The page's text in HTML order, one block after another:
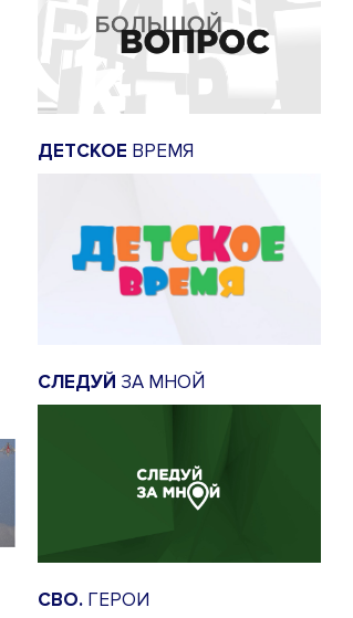
ДЕТСКОЕ ВРЕМЯ
СЛЕДУЙ ЗА МНОЙ
СВО. ГЕРОИ